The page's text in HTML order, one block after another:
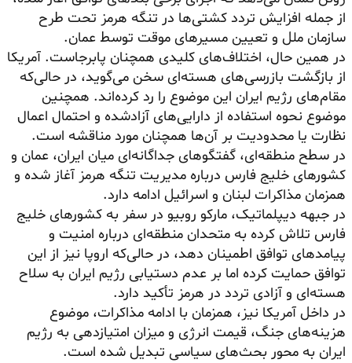
از جمله افزایش تردد کشتی‌ها در تنگه هرمز تحت طرح
سازمان ملل و تعیین مسیرهای موقت توسط عمان.
در همین حال، اختلاف‌های کلیدی همچنان پابرجاست. آمریکا
از بازگشت بازرسی‌های هسته‌ای سخن می‌گوید، در حالی‌که
مقام‌های رژیم ایران این موضوع را رد کرده‌اند. همچنین
موضوع نحوه استفاده از دارایی‌های آزادشده و احتمال اعمال
نظارت یا محدودیت بر آن‌ها همچنان مورد مناقشه است.
در سطح منطقه‌ای، گفتگوهای جداگانه‌ای میان ایران، عمان و
کشورهای خلیج فارس درباره مدیریت تنگه هرمز آغاز شده و
همزمان مذاکرات لبنان و اسرائیل ادامه دارد.
در جبهه دیپلماتیک، مارکو روبیو در سفر به کشورهای خلیج
فارس تلاش کرده به متحدان منطقه‌ای درباره امنیت و
پیامدهای توافق اطمینان دهد، در حالی‌که اروپا نیز از این
توافق حمایت کرده اما بر عدم دستیابی رژیم ایران به سلاح
هسته‌ای و آزادی تردد در هرمز تأکید دارد.
در داخل آمریکا نیز، همزمان با ادامه مذاکرات، موضوع
هزینه‌های جنگ، قیمت انرژی و میزان امتیازدهی به رژیم
ایران به محور بحث‌های سیاسی تبدیل شده است.